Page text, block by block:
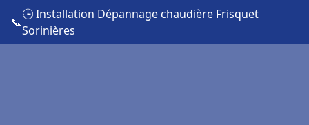
📞
🕒 Installation Dépannage chaudière Frisquet
Sorinières